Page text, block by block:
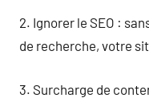
2. Ignorer le SEO :
de recherche, votre
3. Surcharge de